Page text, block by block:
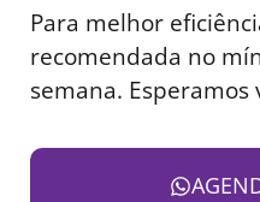
Para melhor
recomendada no
semana. Esperamos